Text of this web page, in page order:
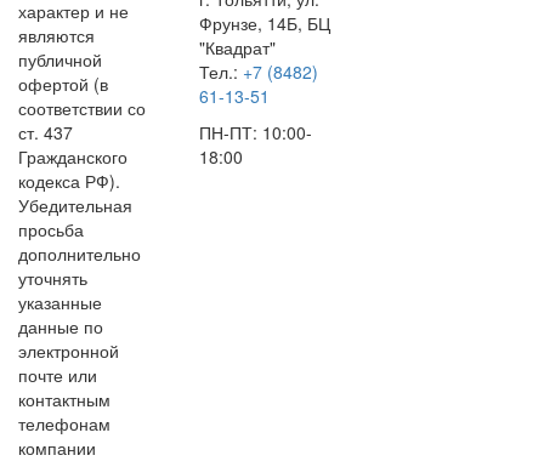
характер и не
являются
публичной
офертой (в
соответствии со
ст. 437
Гражданского
кодекса РФ).
Убедительная
просьба
дополнительно
уточнять
указанные
данные по
электронной
почте или
контактным
телефонам
компании
Фрунзе, 14Б, БЦ
"Квадрат"
Тел.: +7 (8482)
61-13-51
ПН-ПТ: 10:00-
18:00